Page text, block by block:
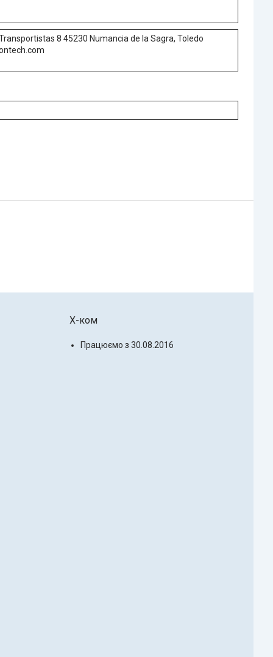
8 45230 Numancia de la Sagra, Toledo
X-ком
Працюємо з 30.08.2016